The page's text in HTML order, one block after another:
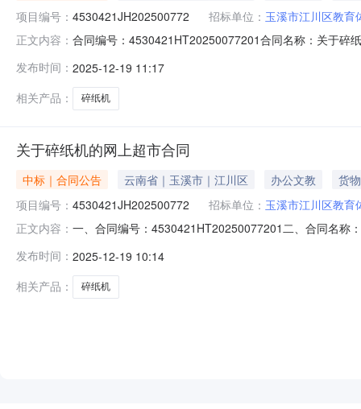
项目编号： 4530421JH202500772 招标单位： 玉溪市江川区教育
正文内容： 合同编号：4530421HT20250077201合同名称：关于碎
产品审核前公示：采购公告（或单一来源审核前公示）
发布时间： 2025-12-19 11:17
相关产品：
碎纸机
关于碎纸机的网上超市合同
中标｜合同公告 云南省｜玉溪市｜江川区 办公文教
货物
项目编号： 4530421JH202500772 招标单位： 玉溪市江川区教育
正文内容： 一、合同编号：4530421HT20250077201二、合同名称
联系方式：13987724956六、合同主要信息主要标的名
发布时间： 2025-12-19 10:14
相关产品：
碎纸机